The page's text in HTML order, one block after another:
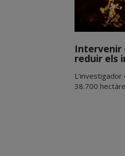
Intervenir
reduir els
L'investigador
38.700